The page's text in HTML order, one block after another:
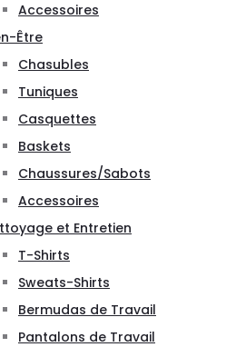
Accessoires
Être
Chasubles
Tuniques
Casquettes
Baskets
Chaussures/Sabots
Accessoires
et Entretien
T-Shirts
Sweats-Shirts
Bermudas de Travail
Pantalons de Travail